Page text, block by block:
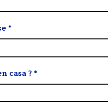
*
casa ?*